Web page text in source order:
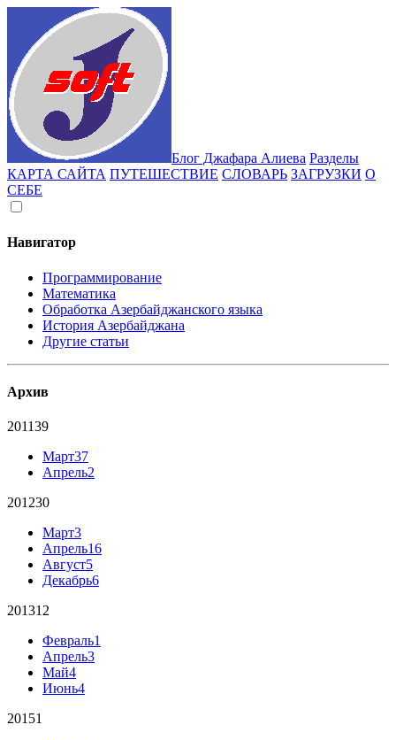
Блог Джафара Алиева Разделы
КАРТА САЙТА ПУТЕШЕСТВИЕ СЛОВАРЬ ЗАГРУЗКИ О
СЕБЕ
Навигатор
Программирование
Математика
Обработка Азербайджанского языка
История Азербайджана
Другие статьи
Архив
201139
Март37
Апрель2
201230
Март3
Апрель16
Август5
Декабрь6
201312
Февраль1
Апрель3
Май4
Июнь4
20151